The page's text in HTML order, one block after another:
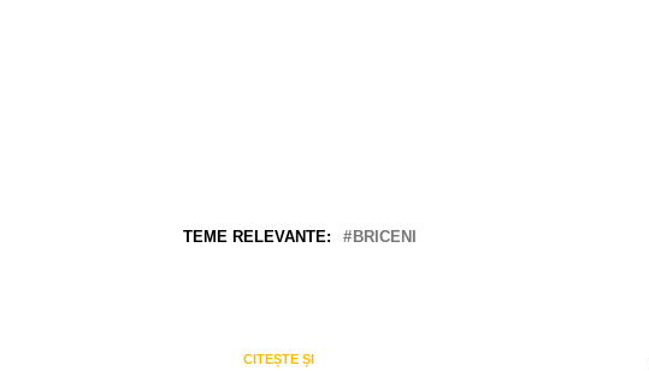
TEME RELEVANTE: BRICENI
CITEȘTE ȘI